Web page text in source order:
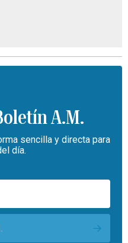
A.M.
sencilla y directa para
día.